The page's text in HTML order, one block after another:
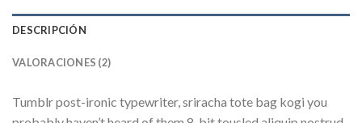
DESCRIPCIÓN
VALORACIONES (2)
Tumblr post-ironic typewriter, sriracha tote bag kogi you